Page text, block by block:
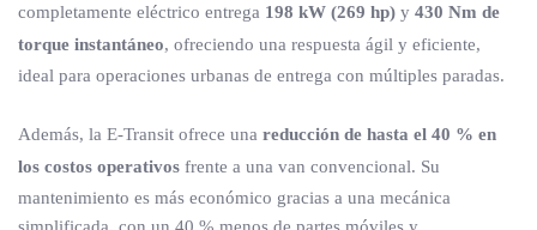
completamente eléctrico entrega 198 kW (269 hp) y 430 Nm de
torque instantáneo, ofreciendo una respuesta ágil y eficiente,
ideal para operaciones urbanas de entrega con múltiples paradas.
Además, la E-Transit ofrece una reducción de hasta el 40 % en
los costos operativos frente a una van convencional. Su
mantenimiento es más económico gracias a una mecánica
simplificada, con un 40 % menos de partes móviles y